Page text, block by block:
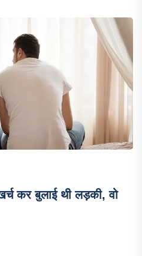
कर बुलाई थी लड़की, वो